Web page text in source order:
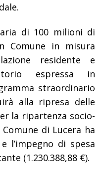
di 100 milioni di
Comune in misura
residente e
espressa in
straordinario
alla ripresa delle
la ripartenza socio-
di Lucera ha
l’impegno di spesa
(1.230.388,88 €).